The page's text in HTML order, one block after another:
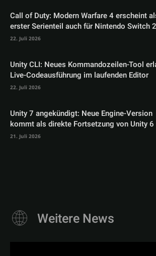
Call of Duty: Modern Warfare 4 erscheint
erster Serienteil auch für Nintendo Switch 2
22. Juli 2026
Unity CLI: Neues Kommandozeilen-Tool
Live-Codeausführung im laufenden Editor
22. Juli 2026
Unity 7 angekündigt: Neue Engine-Version
kommt als direkte Fortsetzung von Unity 6
21. Juli 2026
Weitere News